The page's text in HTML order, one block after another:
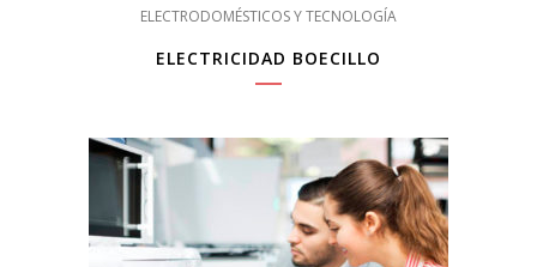
ELECTRODOMÉSTICOS Y TECNOLOGÍA
ELECTRICIDAD BOECILLO